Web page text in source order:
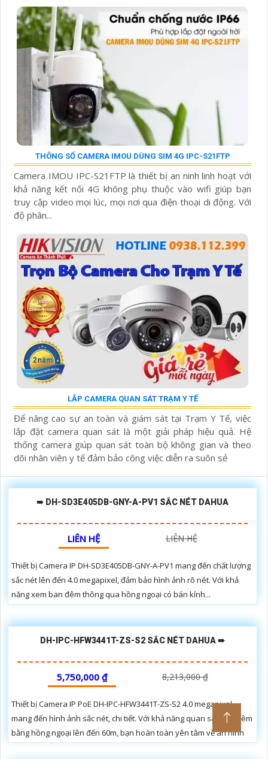
THÔNG SỐ CAMERA IMOU DÙNG SIM 4G IPC-S21FTP
Camera IMOU IPC-S21FTP là thiết bị an ninh linh hoạt với
khả năng kết nối 4G không phụ thuộc vào wifi giúp bạn
truy cập video mọi lúc, mọi nơi qua điện thoại di động. Với
độ phân...
LẮP CAMERA QUAN SÁT TRẠM Y TẾ
Để nâng cao sự an toàn và giám sát tại Trạm Y Tế, việc
lắp đặt camera quan sát là một giải pháp hiệu quả. Hệ
thống camera giúp quan sát toàn bộ không gian và theo
dõi nhân viên y tế đảm bảo công việc diễn ra suôn sẻ
➠ DH-SD3E405DB-GNY-A-PV1 SẮC NÉT DAHUA
LIÊN HỆ LIÊN HỆ
Thiết bị Camera IP DH-SD3E405DB-GNY-A-PV1 mang đến chất lượng
sắc nét lên đến 4.0 megapixel, đảm bảo hình ảnh rõ nét. Với khả
năng xem ban đêm thông qua hồng ngoại có bán kính...
DH-IPC-HFW3441T-ZS-S2 SẮC NÉT DAHUA ➠
5,750,000 ₫ 8,213,000 ₫
Thiết bị Camera IP PoE DH-IPC-HFW3441T-ZS-S2 4.0 megapixel
mang đến hình ảnh sắc nét, chi tiết. Với khả năng quan sát ban đêm
bằng hồng ngoại lên đến 60m, bạn hoàn toàn yên tâm về an ninh